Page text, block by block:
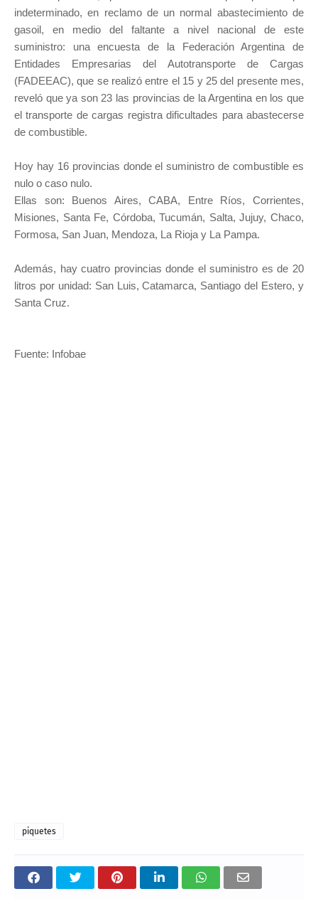
indeterminado, en reclamo de un normal abastecimiento de
gasoil, en medio del faltante a nivel nacional de este
suministro: una encuesta de la Federación Argentina de
Entidades Empresarias del Autotransporte de Cargas
(FADEEAC), que se realizó entre el 15 y 25 del presente mes,
reveló que ya son 23 las provincias de la Argentina en los que
el transporte de cargas registra dificultades para abastecerse
de combustible.
Hoy hay 16 provincias donde el suministro de combustible es
nulo o caso nulo.
Ellas son: Buenos Aires, CABA, Entre Ríos, Corrientes,
Misiones, Santa Fe, Córdoba, Tucumán, Salta, Jujuy, Chaco,
Formosa, San Juan, Mendoza, La Rioja y La Pampa.
Además, hay cuatro provincias donde el suministro es de 20
litros por unidad: San Luis, Catamarca, Santiago del Estero, y
Santa Cruz.
Fuente: Infobae
piquetes